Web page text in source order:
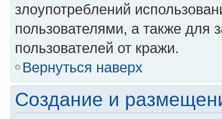
злоупотреблений
пользователями, а также для
пользователей от кражи.
Вернуться наверх
Создание и